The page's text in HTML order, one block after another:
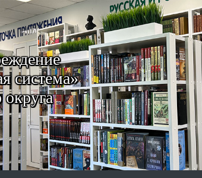
система»